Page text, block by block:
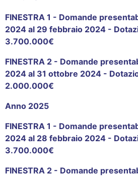
FINESTRA 1 - Domande
2024 al 29 febbraio 2024 -
3.700.000€
FINESTRA 2 - Domande
2024 al 31 ottobre 2024 -
2.000.000€
Anno 2025
FINESTRA 1 - Domande
2024 al 28 febbraio 2024 -
3.700.000€
FINESTRA 2 - Domande